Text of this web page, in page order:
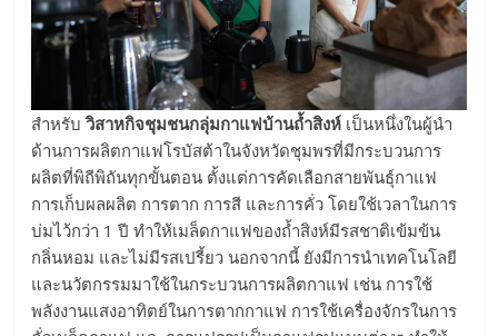
สำหรับวิสาหกิจชุมชนกลุ่มกาแฟบ้านถ้ำสิงห์ เป็นหนึ่งในผู้นำ
ด้านการผลิตกาแฟโรบัสต้าในจังหวัดชุมพรที่มีกระบวนการ
ผลิตที่พิถีพิถันทุกขั้นตอน ตั้งแต่การคัดเลือกสายพันธุ์กาแฟ
การเก็บผลผลิต การตาก การสี และการคั่ว โดยใช้เวลาในการ
บ่มไว้กว่า 1 ปี ทำให้เมล็ดกาแฟของถ้ำสิงห์มีรสชาติเข้มข้น
กลิ่นหอม และไม่มีรสเปรี้ยว นอกจากนี้ ยังมีการนำเทคโนโลยี
และนวัตกรรมมาใช้ในกระบวนการผลิตกาแฟ เช่น การใช้
พลังงานแสงอาทิตย์ในการตากกาแฟ การใช้เครื่องจักรในการ